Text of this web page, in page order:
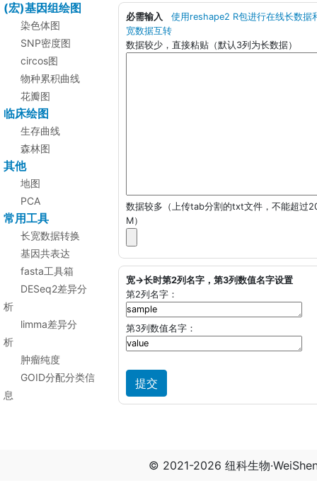
(宏)基因组绘图
染色体图
SNP密度图
circos图
物种累积曲线
花瓣图
临床绘图
生存曲线
森林图
其他
地图
PCA
常用工具
长宽数据转换
基因共表达
fasta工具箱
DESeq2差异分
析
limma差异分
析
肿瘤纯度
GOID分配分类信
息
必需输入
使用reshape2 R包进行在线长数据
宽数据互转
数据较少，直接粘贴（默认3列为长数据）
数据较多（上传tab分割的txt文件，不能超过
M）
宽->长时第2列名字，第3列数值名字设置
第2列名字：
第3列数值名字：
© 2021-2026 纽科生物